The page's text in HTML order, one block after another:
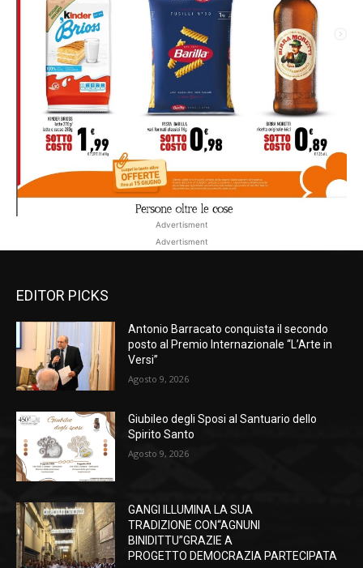
Advertisment
Advertisment
EDITOR PICKS
Antonio Barracato conquista il secondo
posto al Premio Internazionale “L’Arte in
Versi”
Agosto 9, 2026
Giubileo degli Sposi al Santuario dello
Spirito Santo
Agosto 9, 2026
GANGI ILLUMINA LA SUA
TRADIZIONE CON“AGNUNI
BINIDITTU”GRAZIE A
PROGETTO DEMOCRAZIA PARTECIPATA